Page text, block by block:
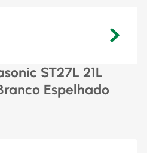
ST27L 21L
Espelhado